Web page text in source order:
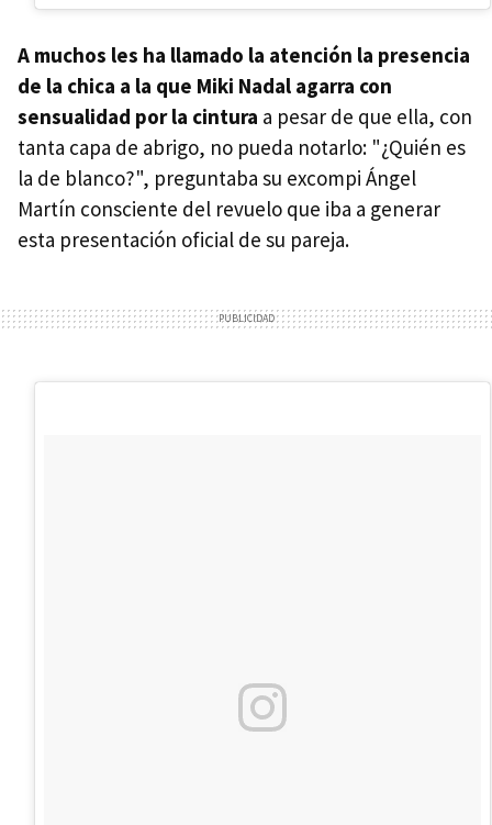
A muchos les ha llamado la atención la presencia
de la chica a la que Miki Nadal agarra con
sensualidad por la cintura a pesar de que ella, con
tanta capa de abrigo, no pueda notarlo: "¿Quién es
la de blanco?", preguntaba su excompi Ángel
Martín consciente del revuelo que iba a generar
esta presentación oficial de su pareja.